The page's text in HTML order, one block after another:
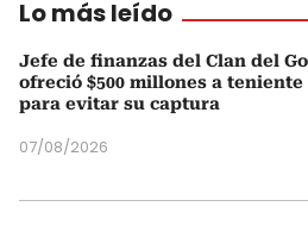
Lo más leído
Jefe de finanzas del Clan del
ofreció $500 millones a teniente
para evitar su captura
07/08/2026